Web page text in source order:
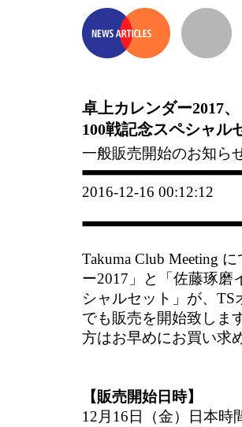
卓上カレンダー2017、
100戦記念スペシャル
一般販売開始のお知ら
2016-12-16 00:12:12
Takuma Club Meeting
ー2017」と「佐藤琢磨
シャルセット」が、
でも販売を開始致しま
方はお早めにお買い求
【販売開始日時】
12月16日（金）日本